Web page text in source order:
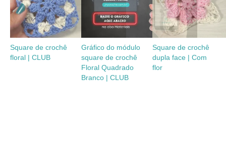
Square de crochê
floral | CLUB
Gráfico do módulo
square de crochê
Floral Quadrado
Branco | CLUB
Square de crochê
dupla face | Com
flor